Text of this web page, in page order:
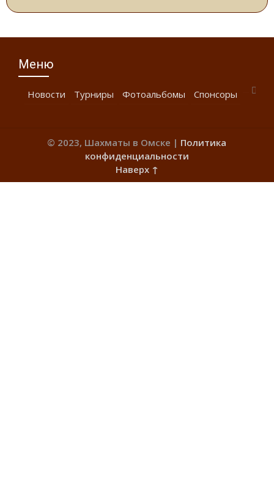
Меню
Новости Турниры Фотоальбомы Спонсоры
© 2023, Шахматы в Омске | Политика
конфиденциальности
Наверх ↑